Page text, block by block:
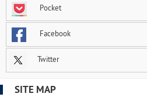
Pocket
Facebook
Twitter
SITE MAP